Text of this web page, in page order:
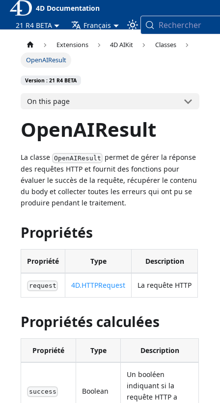
4D Documentation
21 R4 BETA
Français Rechercher
Extensions 4D AIKit
Classes
OpenAIResult
Version : 21 R4 BETA
On this page
OpenAIResult
La classe OpenAIResult permet de gérer la réponse
des requêtes HTTP et fournit des fonctions pour
évaluer le succès de la requête, récupérer le contenu
du body et collecter toutes les erreurs qui ont pu se
produire pendant le traitement.
Propriétés
Propriété Type Description
request 4D.HTTPRequest La requête HTTP
Propriétés calculées
Propriété Type Description
success Boolean
Un booléen
indiquant si la
requête HTTP a